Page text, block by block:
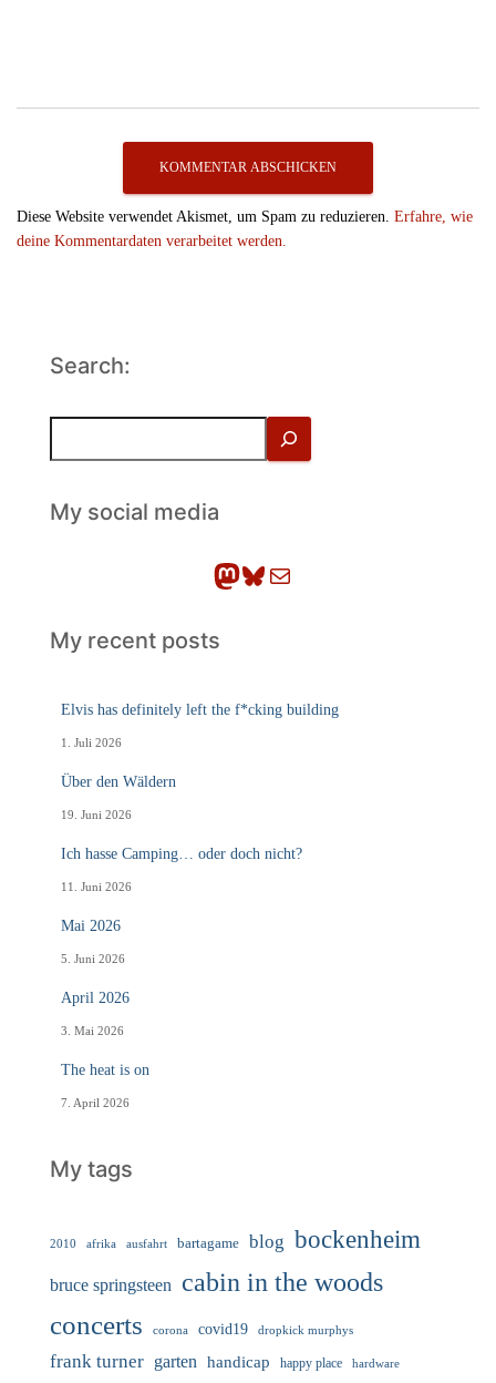
Diese Website verwendet Akismet, um Spam zu reduzieren. Erfahre, wie
deine Kommentardaten verarbeitet werden.
Search:
h
eMy social media
Mastodon Bluesky E-Mail
My recent posts
Elvis has definitely left the f*cking building
1. Juli 2026
Über den Wäldern
19. Juni 2026
Ich hasse Camping… oder doch nicht?
11. Juni 2026
Mai 2026
5. Juni 2026
April 2026
3. Mai 2026
The heat is on
7. April 2026
My tags
2010 afrika ausfahrt bartagame blog bockenheim
bruce springsteen
cabin in the woods
concerts
corona covid19 dropkick murphys
frank turner garten handicap happy place hardware